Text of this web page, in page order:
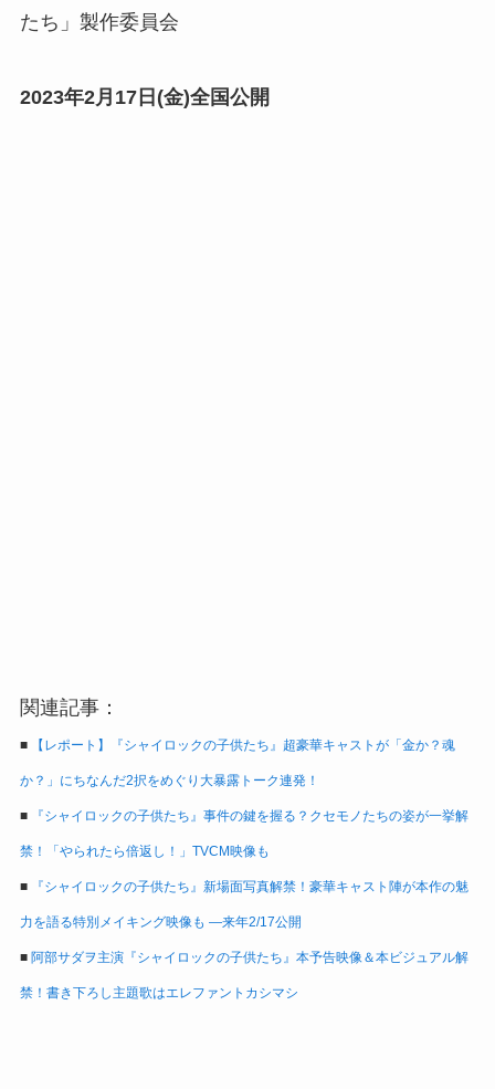
たち」製作委員会
2023年2月17日(金)全国公開
関連記事：
■ 【レポート】『シャイロックの子供たち』超豪華キャストが「金か？魂
か？」にちなんだ2択をめぐり大暴露トーク連発！
■ 『シャイロックの子供たち』事件の鍵を握る？クセモノたちの姿が一挙解
禁！「やられたら倍返し！」TVCM映像も
■ 『シャイロックの子供たち』新場面写真解禁！豪華キャスト陣が本作の魅
力を語る特別メイキング映像も ―来年2/17公開
■ 阿部サダヲ主演『シャイロックの子供たち』本予告映像＆本ビジュアル解
禁！書き下ろし主題歌はエレファントカシマシ